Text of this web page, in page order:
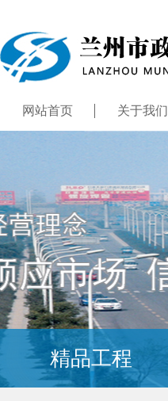
网站首页 关于我们
精品工程